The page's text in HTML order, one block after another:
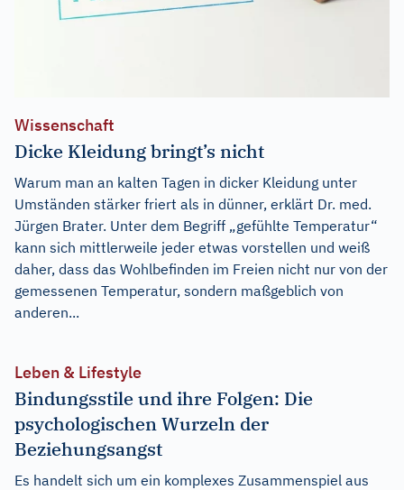
Wissenschaft
Dicke Kleidung bringt’s nicht
Warum man an kalten Tagen in dicker Kleidung unter
Umständen stärker friert als in dünner, erklärt Dr. med.
Jürgen Brater. Unter dem Begriff „gefühlte Temperatur“
kann sich mittlerweile jeder etwas vorstellen und weiß
daher, dass das Wohlbefinden im Freien nicht nur von der
gemessenen Temperatur, sondern maßgeblich von
anderen...
Leben & Lifestyle
Bindungsstile und ihre Folgen: Die
psychologischen Wurzeln der
Beziehungsangst
Es handelt sich um ein komplexes Zusammenspiel aus